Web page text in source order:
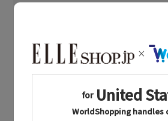
THE NORTH FACE (ザ・ノース・フ
ウェア シューズ バッグ・小物
THE NORTH FACE(ザ・ノース・フ